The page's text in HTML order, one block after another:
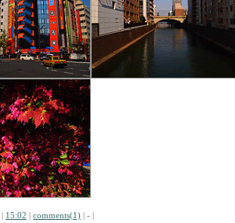
| 15:02 | comments(1) | - |